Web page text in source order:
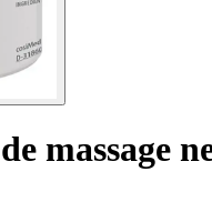
massage